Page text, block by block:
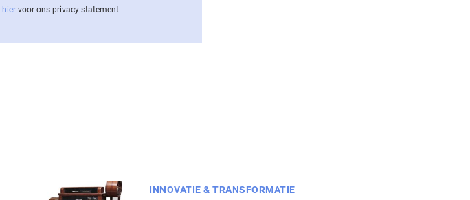
hier voor ons privacy statement.
INNOVATIE & TRANSFORMATIE